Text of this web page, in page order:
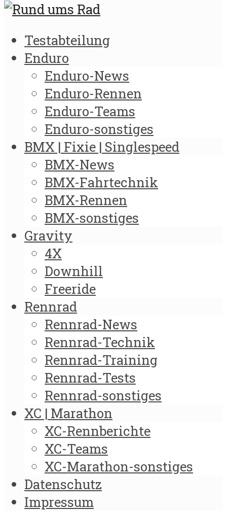
Testabteilung
Enduro
Enduro-News
Enduro-Rennen
Enduro-Teams
Enduro-sonstiges
BMX | Fixie | Singlespeed
BMX-News
BMX-Fahrtechnik
BMX-Rennen
BMX-sonstiges
Gravity
4X
Downhill
Freeride
Rennrad
Rennrad-News
Rennrad-Technik
Rennrad-Training
Rennrad-Tests
Rennrad-sonstiges
XC | Marathon
XC-Rennberichte
XC-Teams
XC-Marathon-sonstiges
Datenschutz
Impressum